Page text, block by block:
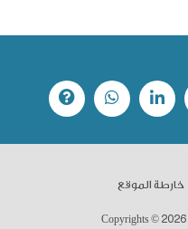
خارطة الموقع
Copyrights © 2026